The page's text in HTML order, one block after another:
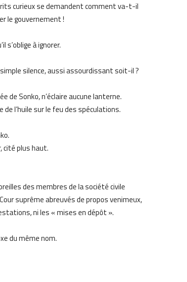
curieux se demandent comment va-t-il
le gouvernement !
s’oblige à ignorer.
silence, aussi assourdissant soit-il ?
de Sonko, n’éclaire aucune lanterne.
l’huile sur le feu des spéculations.
cité plus haut.
des membres de la société civile
suprême abreuvés de propos venimeux,
ni les « mises en dépôt ».
du même nom.